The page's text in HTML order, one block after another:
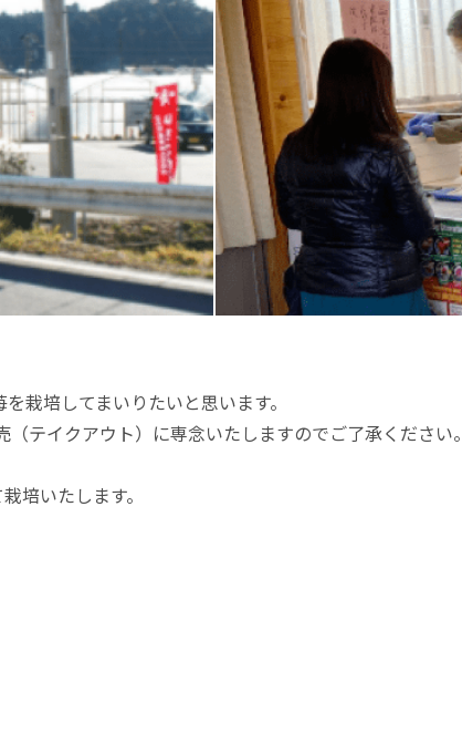
栽培してまいりたいと思います。
テイクアウト）に専念いたしますのでご了承ください
培いたします。